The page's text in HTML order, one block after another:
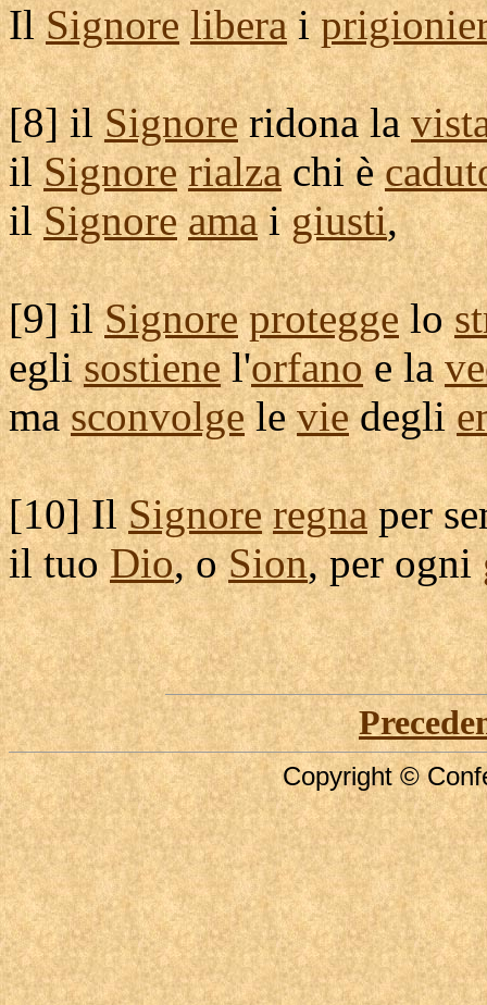
IlSignore liberai
[8] ilSignore ridonala
ilSignore rialzachi è
ilSignore amaigiusti,
[9] ilSignore proteggelo
eglisostienel'orfanoe la
masconvolgeleviedegli
[10] IlSignore regnaper
il tuoDio, oSion, per ogni
Copyright ©